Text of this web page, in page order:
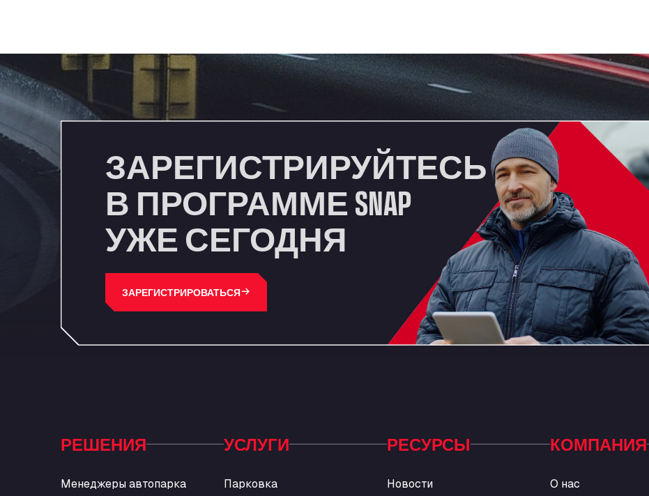
ЗАРЕГИСТРИРУЙТЕСЬ
В ПРОГРАММЕ SNAP
УЖЕ СЕГОДНЯ
ЗАРЕГИСТРИРОВАТЬСЯ
РЕШЕНИЯ
Менеджеры автопарка
УСЛУГИ
Парковка
РЕСУРСЫ
Новости
КОМПАНИЯ
О нас